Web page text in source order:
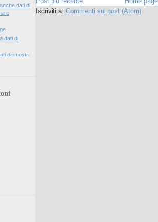
dati di
e
dati di
dei nostri
Iscriviti a: Commenti sul post (Atom)